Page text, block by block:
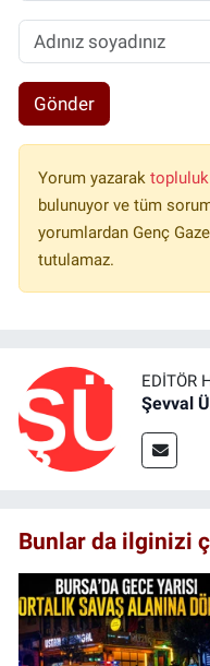
Gönder
Yorum yazarak topluluk
bulunuyor ve tüm
yorumlardan Genç
tutulamaz.
EDITÖR
Şevval
Bunlar da ilginizi